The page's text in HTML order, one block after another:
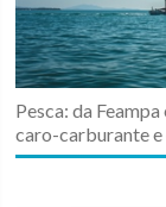
Pesca: da
caro-carburante